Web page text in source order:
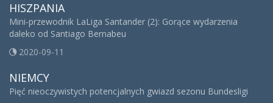
HISZPANIA
Mini-przewodnik LaLiga Santander (2): Gorące wydarzenia
daleko od Santiago Bernabeu
2020-09-11
NIEMCY
Pięć nieoczywistych potencjalnych gwiazd sezonu Bundesligi